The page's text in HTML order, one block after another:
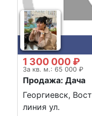
1 300 000 ₽
За кв. м.: 65 000 ₽
Продажа: Дача
Георгиевск,
линия ул.